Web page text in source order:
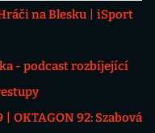
na Blesku
iSport
- podcast rozbíjející
OKTAGON 92: Szabová